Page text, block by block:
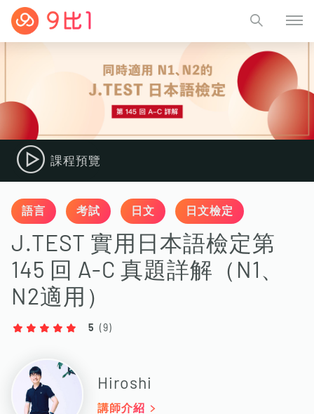
課程預覽
語言 考試 日文 日文檢定
J.TEST 實用日本語檢定第
145 回 A-C 真題詳解（N1、
N2適用）
5 ( 9 )
Hiroshi
講師介紹